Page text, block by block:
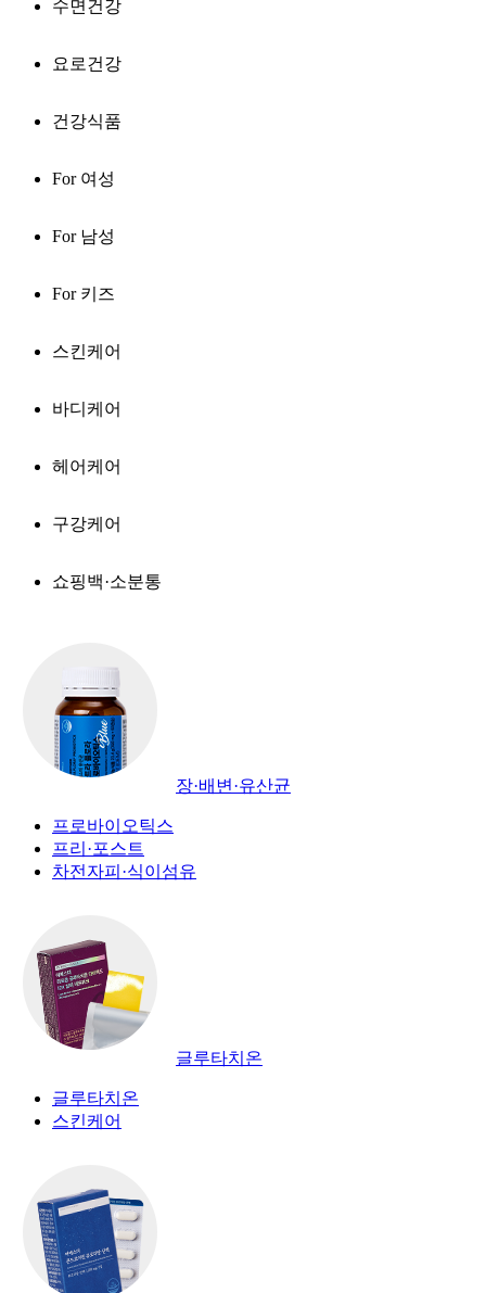
수면건강
요로건강
건강식품
For 여성
For 남성
For 키즈
스킨케어
바디케어
헤어케어
구강케어
쇼핑백·소분통
장·배변·유산균
프로바이오틱스
프리·포스트
차전자피·식이섬유
글루타치온
글루타치온
스킨케어